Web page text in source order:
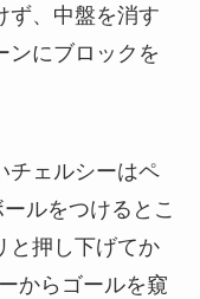
ず、中盤を消す
ンにブロックを
チェルシーはペ
ルをつけるとこ
と押し下げてか
からゴールを窺